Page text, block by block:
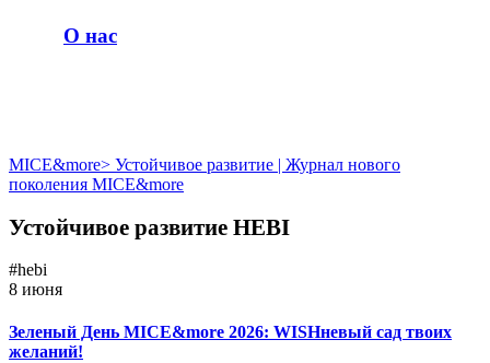
О нас
MICE&more> Устойчивое развитие | Журнал нового
поколения MICE&more
Устойчивое развитие HEBI
#hebi
8 июня
Зеленый День MICE&more 2026: WISHневый сад твоих
желаний!